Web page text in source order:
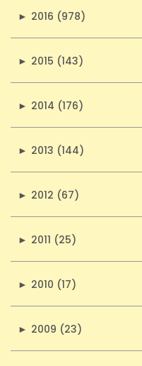
► 2016 (978)
► 2015 (143)
► 2014 (176)
► 2013 (144)
► 2012 (67)
► 2011 (25)
► 2010 (17)
► 2009 (23)